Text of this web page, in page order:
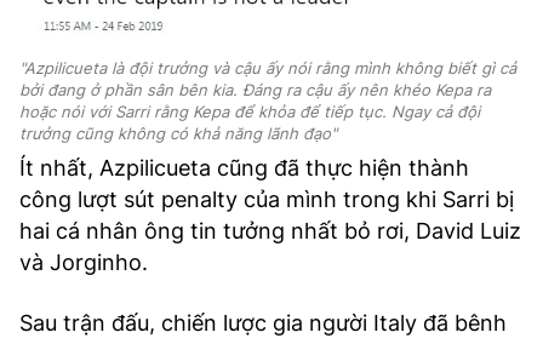
"Azpilicueta là đội trưởng và cậu ấy nói rằng mình không biết gì cả
bởi đang ở phần sân bên kia. Đáng ra cậu ấy nên khéo Kepa ra
hoặc nói với Sarri rằng Kepa để khỏa để tiếp tục. Ngay cả đội
trưởng cũng không có khả năng lãnh đạo"
Ít nhất, Azpilicueta cũng đã thực hiện thành
công lượt sút penalty của mình trong khi Sarri bị
hai cá nhân ông tin tưởng nhất bỏ rơi, David Luiz
và Jorginho.
Sau trận đấu, chiến lược gia người Italy đã bênh